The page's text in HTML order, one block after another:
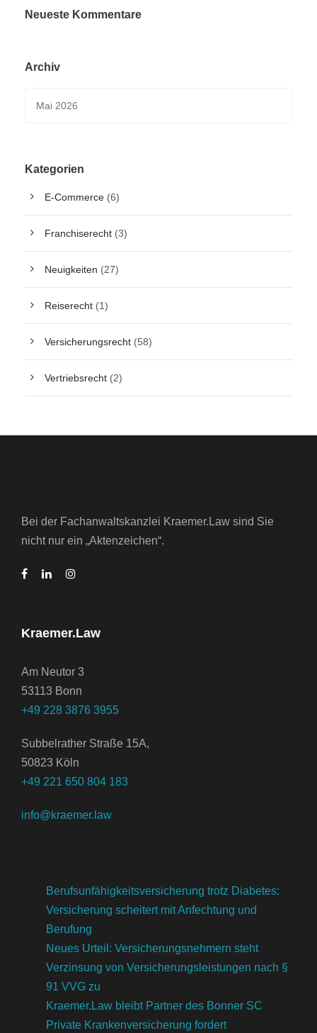
Neueste Kommentare
Archiv
Kategorien
E-Commerce (6)
Franchiserecht (3)
Neuigkeiten (27)
Reiserecht (1)
Versicherungsrecht (58)
Vertriebsrecht (2)
Bei der Fachanwaltskanzlei Kraemer.Law sind Sie
nicht nur ein „Aktenzeichen“.
Kraemer.Law
Am Neutor 3
53113 Bonn
+49 228 3876 3955
Subbelrather Straße 15A,
50823 Köln
+49 221 650 804 183
info@kraemer.law
Berufsunfähigkeitsversicherung trotz Diabetes:
Versicherung scheitert mit Anfechtung und
Berufung
Neues Urteil: Versicherungsnehmern steht
Verzinsung von Versicherungsleistungen nach §
91 VVG zu
Kraemer.Law bleibt Partner des Bonner SC
Private Krankenversicherung fordert